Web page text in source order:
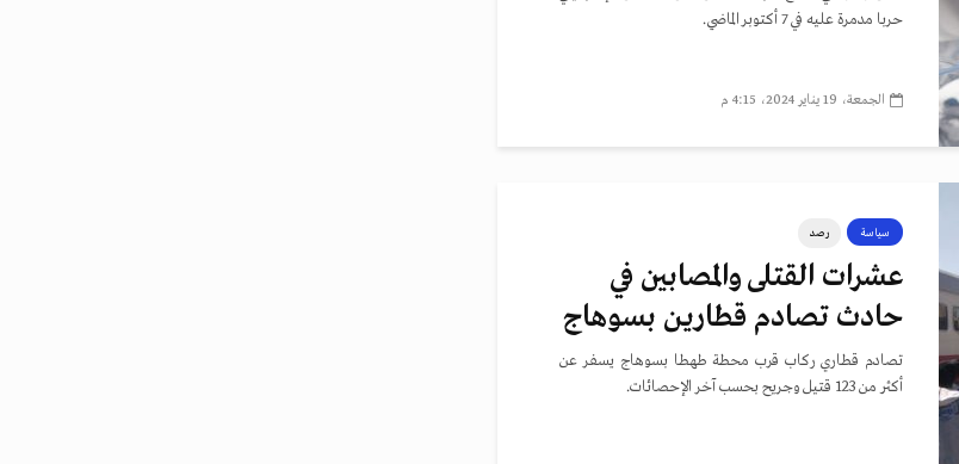
حربا مدمرة عليه في 7 أكتوبر الماضي.
الجمعة، 19 يناير 2024، 4:15 م
سياسة رصد
عشرات القتلى والمصابين في
حادث تصادم قطارين بسوهاج
تصادم قطاري ركاب قرب محطة طهطا بسوهاج يسفر عن
أكثر من 123 قتيل وجريح بحسب آخر الإحصائات.